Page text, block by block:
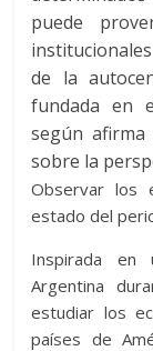
puede
de la
fundada en
según
sobre la
Observarlos
estado del
Inspirada en
Argentina
estudiar los
países de